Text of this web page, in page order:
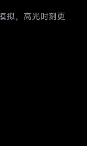
拟，高光时刻更